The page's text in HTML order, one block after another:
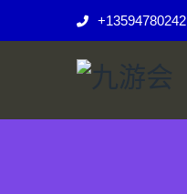
+13594780242